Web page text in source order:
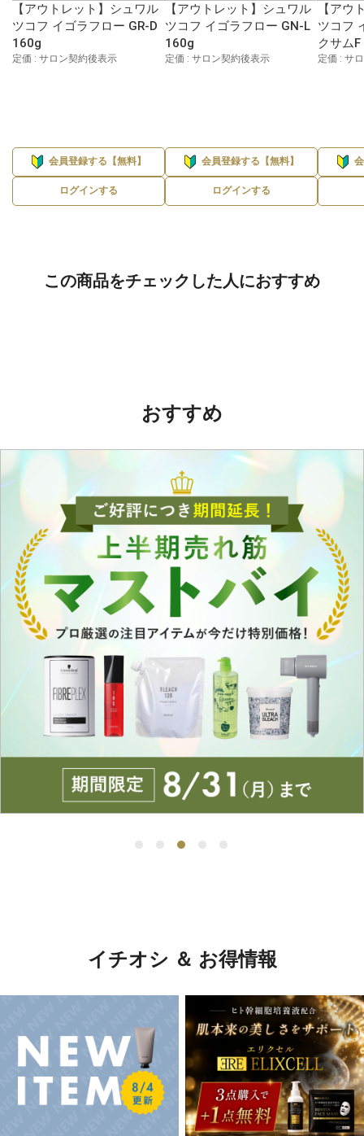
【アウトレット】シュワル
ツコフ イゴラフロー GR-D
160g
定価 : サロン契約後表示
会員登録する【無料】
ログインする
【アウトレット】シュワル
ツコフ イゴラフロー GN-L
160g
定価 : サロン契約後表示
会員登録する【無料】
ログインする
【アウ
ツコフ
クサム
定価 : サ
この商品をチェックした人におすすめ
おすすめ
イチオシ ＆ お得情報